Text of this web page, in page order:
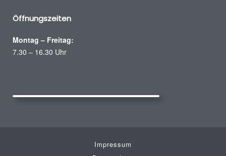
Öffnungszeiten
Montag – Freitag:
7.30 – 16.30 Uhr
Impressum